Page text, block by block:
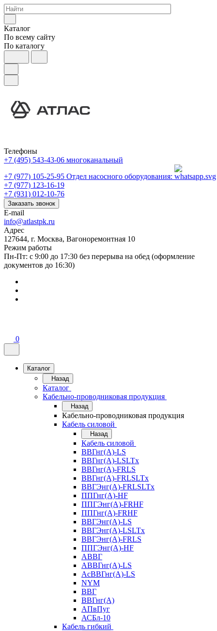
Каталог
По всему сайту
По каталогу
Телефоны
+7 (495) 543-43-06 многоканальный
+7 (977) 105-25-95 Отдел насосного оборудования:
+7 (977) 123-16-19
+7 (931) 012-10-76
Заказать звонок
E-mail
info@atlastpk.ru
Адрес
127644, г. Москва, Вагоноремонтная 10
Режим работы
Пн-Пт: с 9:00 до 17:30 без перерыва на обед (оформление
документов до 16:30)
0
Каталог
Назад
Каталог
Кабельно-проводниковая продукция
Назад
Кабельно-проводниковая продукция
Кабель силовой
Назад
Кабель силовой
ВВГнг(А)-LS
ВВГнг(А)-LSLTx
ВВГнг(А)-FRLS
ВВГнг(А)-FRLSLTx
ВВГЭнг(А)-FRLSLTx
ППГнг(А)-HF
ППГЭнг(А)-FRHF
ППГнг(А)-FRHF
ВВГЭнг(А)-LS
ВВГЭнг(А)-LSLTx
ВВГЭнг(А)-FRLS
ППГЭнг(А)-HF
АВВГ
АВВГнг(А)-LS
АсВВГнг(А)-LS
NYM
ВВГ
ВВГнг(А)
АПвПуг
АСБл-10
Кабель гибкий